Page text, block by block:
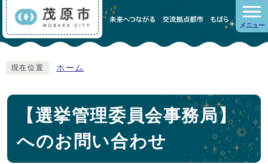
メニュー
現在位置 ホーム
【選挙管理委員会事務局】
へのお問い合わせ